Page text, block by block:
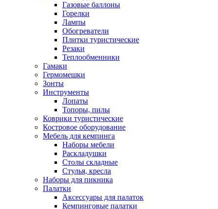
Газовые баллоны
Горелки
Лампы
Обогреватели
Плитки туристические
Резаки
Теплообменники
Гамаки
Гермомешки
Зонты
Инструменты
Лопаты
Топоры, пилы
Коврики туристические
Костровое оборудование
Мебель для кемпинга
Наборы мебели
Раскладушки
Столы складные
Стулья, кресла
Наборы для пикника
Палатки
Аксессуары для палаток
Кемпинговые палатки